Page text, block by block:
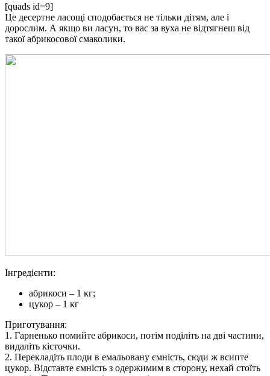
[quads id=9]
Це десертне ласощі сподобається не тільки дітям, але і
дорослим. А якщо ви ласун, то вас за вуха не відтягнеш від
такої абрикосової смаколики.
Інгредієнти:
абрикоси – 1 кг;
цукор – 1 кг
Приготування:
1. Гарненько помийте абрикоси, потім поділіть на дві частини,
видаліть кісточки.
2. Перекладіть плоди в емальовану ємність, сюди ж всипте
цукор. Відставте ємність з одержимим в сторону, нехай стоїть